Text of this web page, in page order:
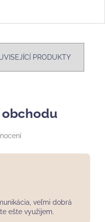
PRODUKTY
je 5 z 5 hvězdiček.
veľmi dobrá
ešte využijem.